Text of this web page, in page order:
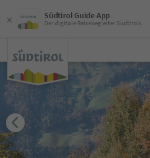
Südtirol Guide App
Der digitale Reisebegleiter Südtirols